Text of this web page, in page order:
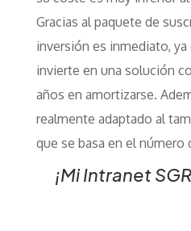
Gracias al paquete de
inversión es inmediato,
invierte en una solución
años en amortizarse.
realmente adaptado al
que se basa en el número
¡Mi Intranet